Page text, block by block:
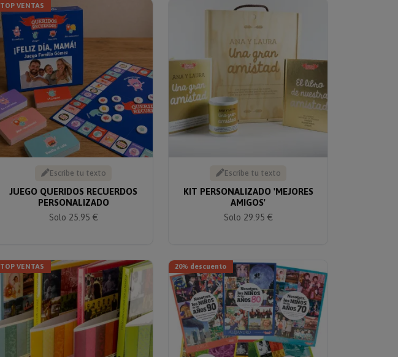
TOP VENTAS
Escribe tu texto
JUEGO QUERIDOS RECUERDOS
PERSONALIZADO
Solo 25.95 €
Escribe tu texto
KIT PERSONALIZADO 'MEJORES
AMIGOS'
Solo 29.95 €
TOP VENTAS 20% descuento